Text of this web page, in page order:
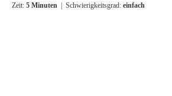
Zeit: 5 Minuten | Schwierigkeitsgrad: einfach